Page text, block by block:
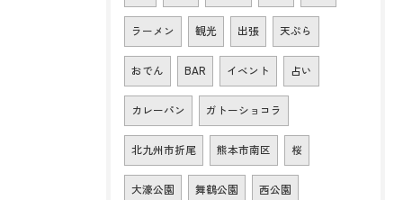
ラーメン 観光 出張 天ぷら
おでん BAR イベント 占い
カレーパン ガトーショコラ
北九州市折尾 熊本市南区 桜
大濠公園 舞鶴公園 西公園